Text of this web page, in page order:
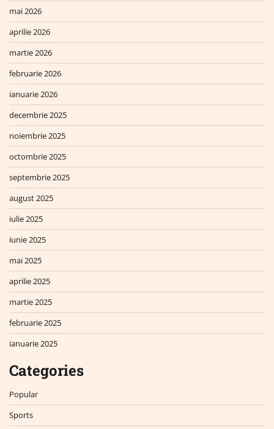
mai 2026
aprilie 2026
martie 2026
februarie 2026
ianuarie 2026
decembrie 2025
noiembrie 2025
octombrie 2025
septembrie 2025
august 2025
iulie 2025
iunie 2025
mai 2025
aprilie 2025
martie 2025
februarie 2025
ianuarie 2025
Categories
Popular
Sports